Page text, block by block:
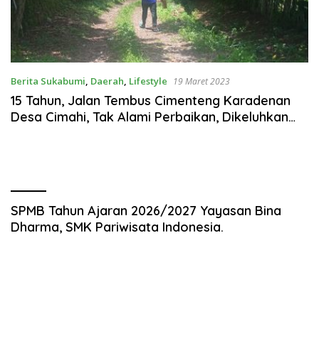
Berita Sukabumi, Daerah, Lifestyle 19 Maret 2023
15 Tahun, Jalan Tembus Cimenteng Karadenan
Desa Cimahi, Tak Alami Perbaikan, Dikeluhkan
SPMB Tahun Ajaran 2026/2027 Yayasan Bina
Dharma, SMK Pariwisata Indonesia.